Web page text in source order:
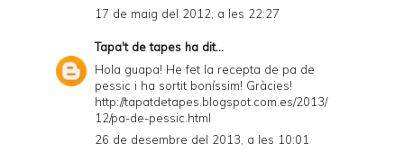
17 de maig del 2012, a les 22:27
Tapa't de tapes ha dit...
Hola guapa! He fet la recepta de pa de
pessic i ha sortit boníssim! Gràcies!
http://tapatdetapes.blogspot.com.es/2013/
12/pa-de-pessic.html
26 de desembre del 2013, a les 10:01